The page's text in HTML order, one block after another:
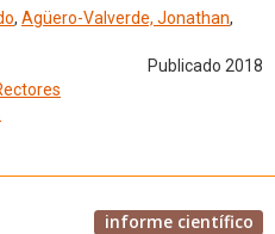
, Agüero-Valverde, Jonathan,
Publicado 2018
informe científico